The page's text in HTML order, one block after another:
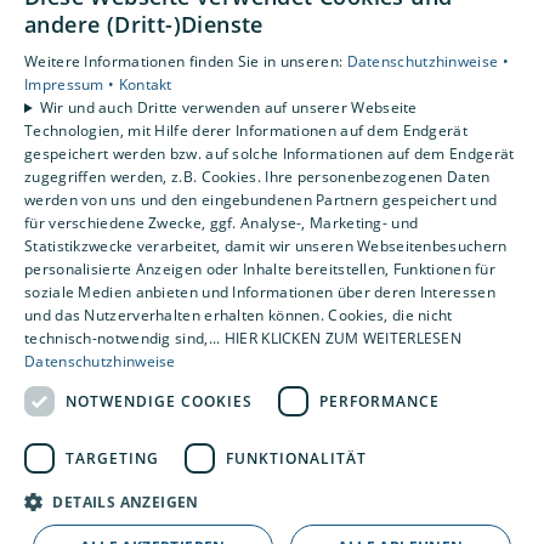
andere (Dritt-)Dienste
Weitere Informationen finden Sie in unseren: Datenschutzhinweise •
Impressum • Kontakt
Wir und auch Dritte verwenden auf unserer Webseite
Technologien, mit Hilfe derer Informationen auf dem Endgerät
gespeichert werden bzw. auf solche Informationen auf dem Endgerät
zugegriffen werden, z.B. Cookies. Ihre personenbezogenen Daten
werden von uns und den eingebundenen Partnern gespeichert und
für verschiedene Zwecke, ggf. Analyse-, Marketing- und
Statistikzwecke verarbeitet, damit wir unseren Webseitenbesuchern
personalisierte Anzeigen oder Inhalte bereitstellen, Funktionen für
soziale Medien anbieten und Informationen über deren Interessen
und das Nutzerverhalten erhalten können. Cookies, die nicht
technisch-notwendig sind,... HIER KLICKEN ZUM WEITERLESEN
Datenschutzhinweise
NOTWENDIGE COOKIES
PERFORMANCE
TARGETING FUNKTIONALITÄT
DETAILS ANZEIGEN